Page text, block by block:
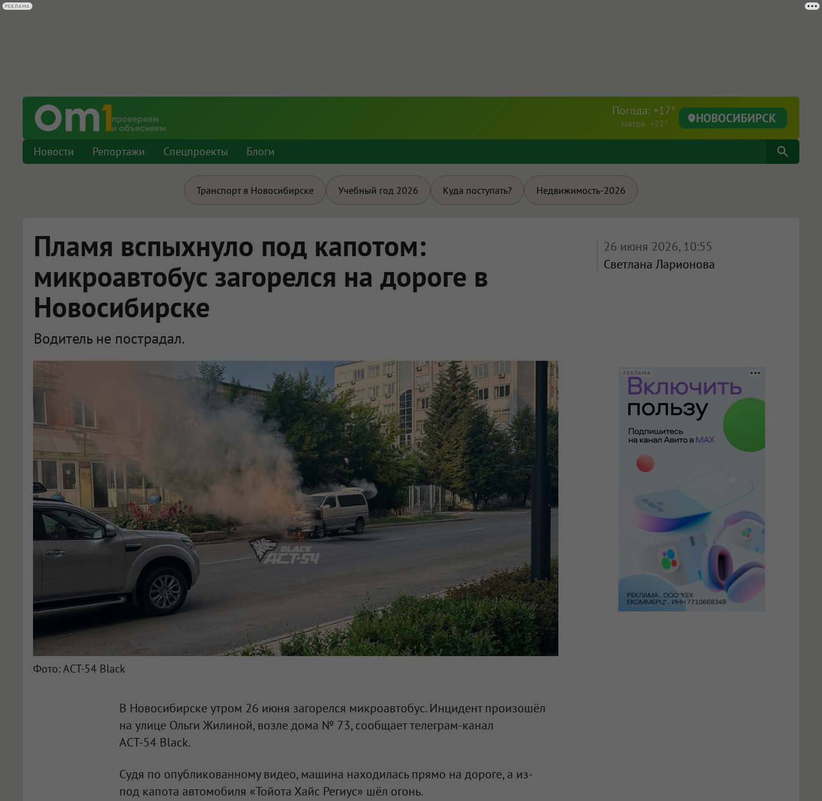
Погода: +17°
завтра +22° НОВОСИБИРСК
Новости Репортажи Спецпроекты Блоги
Транспорт в Новосибирске Учебный год 2026 Куда поступать? Недвижимость-2026
Пламя вспыхнуло под капотом:
микроавтобус загорелся на дороге в
Новосибирске
Водитель не пострадал.
26 июня 2026, 10:55
Светлана Ларионова
РЕКЛАМА
Фото: АСТ-54 Black
В Новосибирске утром 26 июня загорелся микроавтобус. Инцидент произошёл
на улице Ольги Жилиной, возле дома № 73, сообщает телеграм-канал
АСТ-54 Black.
Судя по опубликованному видео, машина находилась прямо на дороге, а из-
под капота автомобиля «Тойота Хайс Региус» шёл огонь.